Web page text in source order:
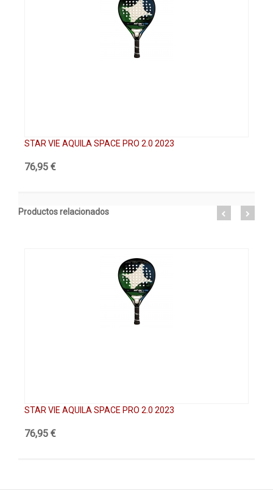
STAR VIE AQUILA SPACE PRO 2.0 2023
76,95 €
Productos relacionados
STAR VIE AQUILA SPACE PRO 2.0 2023
76,95 €